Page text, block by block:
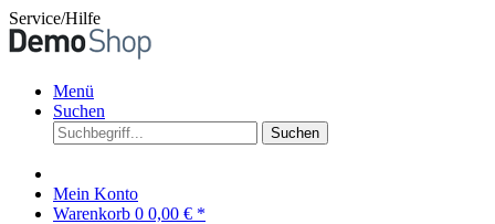
Service/Hilfe
Menü
Suchen
Suchen
Mein Konto
Warenkorb 0 0,00 € *